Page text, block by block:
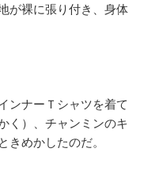
が裸に張り付き、身体
ンナーＴシャツを着て
く）、チャンミンのキ
きめかしたのだ。